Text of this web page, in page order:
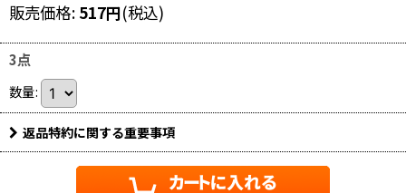
販売価格: 517円(税込)
3点
数量:
返品特約に関する重要事項